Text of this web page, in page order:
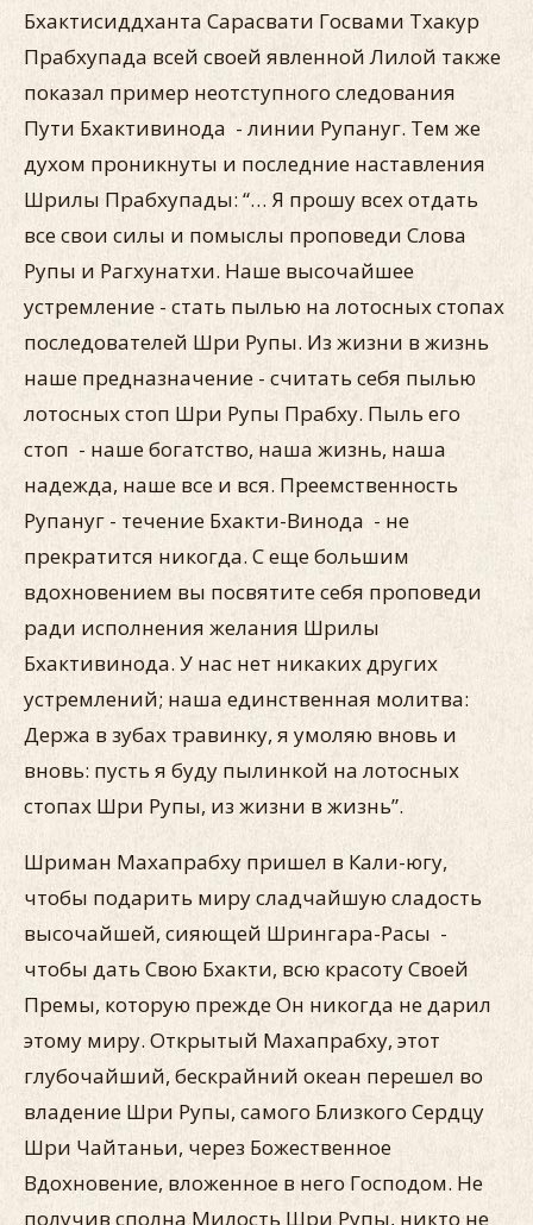
Бхактисиддханта Сарасвати Госвами Тхакур
Прабхупада всей своей явленной Лилой также
показал пример неотступного следования
Пути Бхактивинода - линии Рупануг. Тем же
духом проникнуты и последние наставления
Шрилы Прабхупады: “… Я прошу всех отдать
все свои силы и помыслы проповеди Слова
Рупы и Рагхунатхи. Наше высочайшее
устремление - стать пылью на лотосных стопах
последователей Шри Рупы. Из жизни в жизнь
наше предназначение - считать себя пылью
лотосных стоп Шри Рупы Прабху. Пыль его
стоп - наше богатство, наша жизнь, наша
надежда, наше все и вся. Преемственность
Рупануг - течение Бхакти-Винода - не
прекратится никогда. С еще большим
вдохновением вы посвятите себя проповеди
ради исполнения желания Шрилы
Бхактивинода. У нас нет никаких других
устремлений; наша единственная молитва:
Держа в зубах травинку, я умоляю вновь и
вновь: пусть я буду пылинкой на лотосных
стопах Шри Рупы, из жизни в жизнь”.
Шриман Махапрабху пришел в Кали-югу,
чтобы подарить миру сладчайшую сладость
высочайшей, сияющей Шрингара-Расы -
чтобы дать Свою Бхакти, всю красоту Своей
Премы, которую прежде Он никогда не дарил
этому миру. Открытый Махапрабху, этот
глубочайший, бескрайний океан перешел во
владение Шри Рупы, самого Близкого Сердцу
Шри Чайтаньи, через Божественное
Вдохновение, вложенное в него Господом. Не
получив сполна Милость Шри Рупы, никто не